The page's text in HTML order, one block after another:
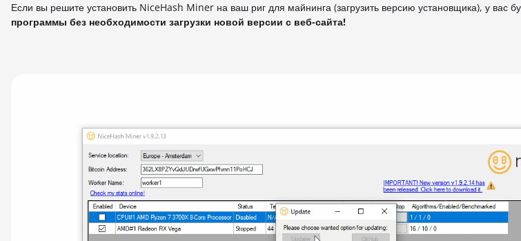
Если вы решите установить NiceHash Miner на ваш риг для майнинга (загрузить версию установщика), у вас
программы без необходимости загрузки новой версии с веб-сайта!